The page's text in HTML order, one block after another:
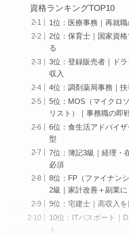
資格ランキングTOP10
1位：医療事務｜再就
2位：保育士｜国家資
る
3位：登録販売者｜ド
収入
4位：調剤薬局事務｜
5位：MOS（マイクロ
リスト）｜事務職の即
6位：食生活アドバイ
型
7位：簿記3級｜経理・
必須
8位：FP（ファイナン
2級｜家計改善＋副業に
9位：宅建士｜高収入
10位：ITパスポート｜
ト